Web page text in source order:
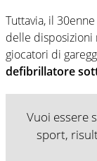
Tuttavia, il
delle disposizioni
giocatori di
defibrillatore
Vuoi essere
sport,